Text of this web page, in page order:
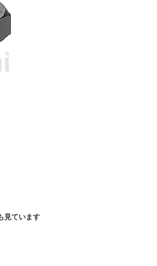
見ています